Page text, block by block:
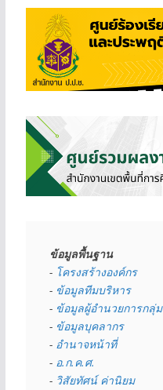
ข้อมูลพื้นฐาน
- โครงสร้างองค์กร
- ข้อมูลทีมบริหาร
- ข้อมูลผู้อำนวยการกลุ่ม
- ข้อมูลบุคลากร
- อำนาจหน้าที่
- อ.ก.ค.ศ.
- วิสัยทัศน์ ค่านิยม